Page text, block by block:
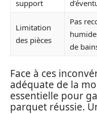
support
Limitation
des pièces
Pas
de
Face à ces
adéquate de la
essentielle pour
parquet réussie.